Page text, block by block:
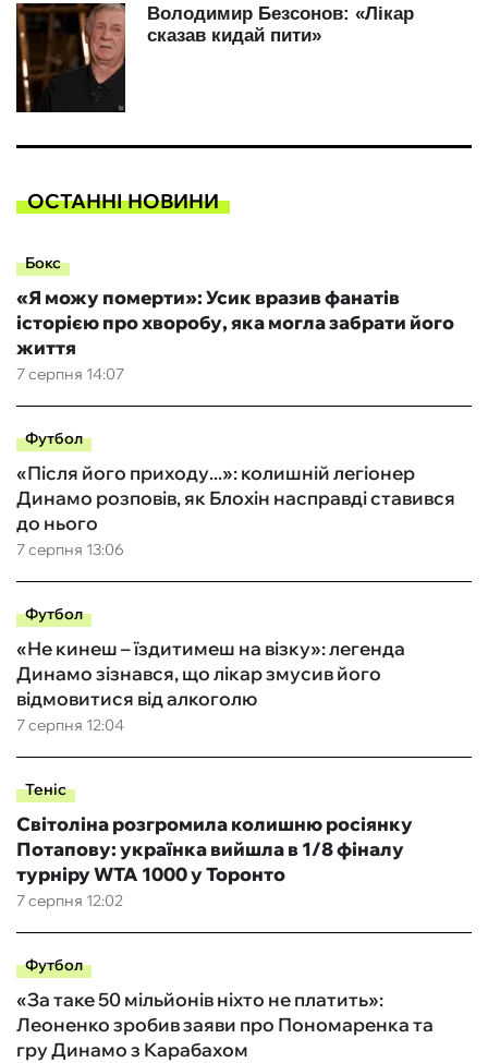
ОСТАННІ НОВИНИ
Бокс
7 серпня 14:07
«Я можу померти»: Усик вразив фанатів
історією про хворобу, яка могла забрати його
життя
Футбол
7 серпня 13:06
«Після його приходу...»: колишній легіонер
Динамо розповів, як Блохін насправді ставився
до нього
Футбол
7 серпня 12:04
«Не кинеш – їздитимеш на візку»: легенда
Динамо зізнався, що лікар змусив його
відмовитися від алкоголю
Теніс
7 серпня 12:02
Світоліна розгромила колишню росіянку
Потапову: українка вийшла в 1/8 фіналу
турніру WTA 1000 у Торонто
Футбол
«За таке 50 мільйонів ніхто не платить»:
Леоненко зробив заяви про Пономаренка та
гру Динамо з Карабахом